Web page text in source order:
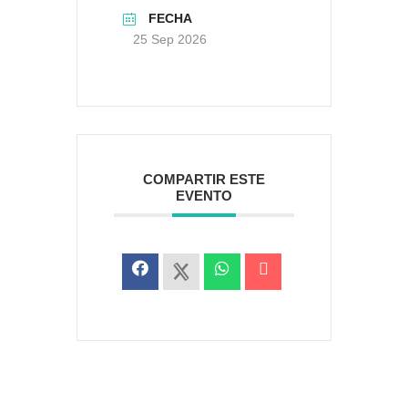
FECHA
25 Sep 2026
COMPARTIR ESTE
EVENTO